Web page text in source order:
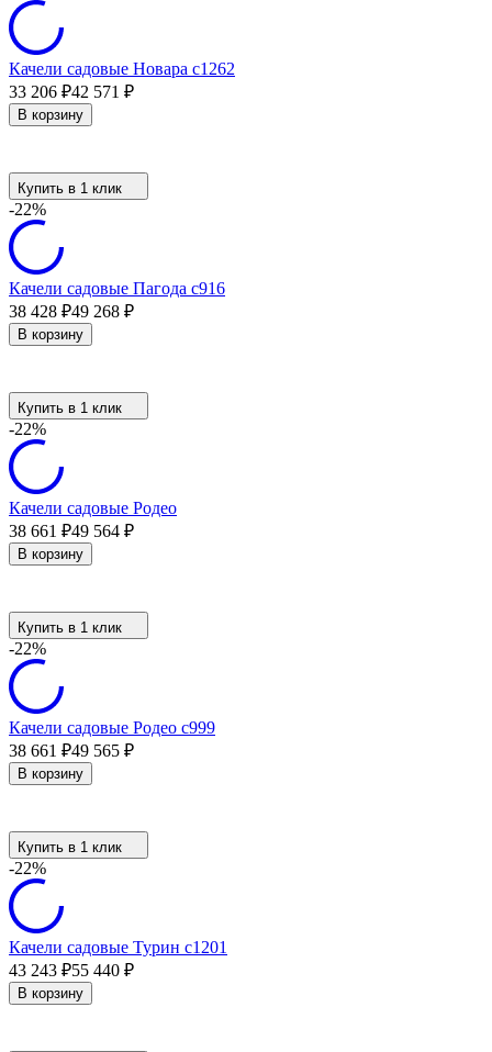
Качели садовые Новара с1262
33 206 ₽42 571 ₽
В корзину
Купить в 1 клик
-22%
Качели садовые Пагода с916
38 428 ₽49 268 ₽
В корзину
Купить в 1 клик
-22%
Качели садовые Родео
38 661 ₽49 564 ₽
В корзину
Купить в 1 клик
-22%
Качели садовые Родео с999
38 661 ₽49 565 ₽
В корзину
Купить в 1 клик
-22%
Качели садовые Турин с1201
43 243 ₽55 440 ₽
В корзину